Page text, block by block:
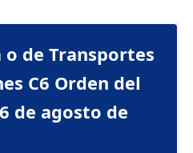
o de Transportes
C6 Orden del
de agosto de